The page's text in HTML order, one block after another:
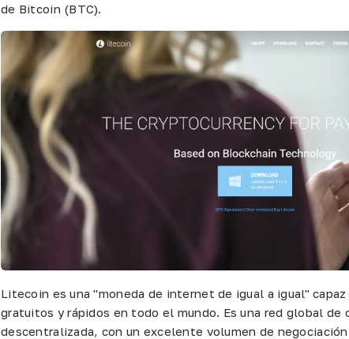
de Bitcoin (BTC).
Litecoin es una "moneda de internet de igual a igual"
gratuitos y rápidos en todo el mundo. Es una red global
descentralizada, con un excelente volumen de